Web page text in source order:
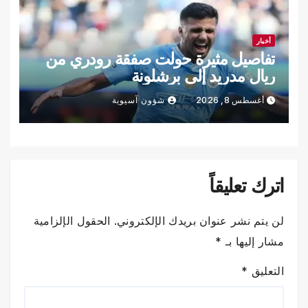
أخبار
تفاصيل مثيرة حولت صفقة رودري من
ريال مدريد إلى برشلونة
أغسطس 8, 2026 شؤون آسيوية
اترك تعليقاً
لن يتم نشر عنوان بريدك الإلكتروني. الحقول الإلزامية
مشار إليها بـ *
التعليق *